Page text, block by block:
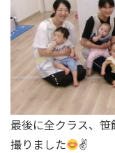
最後に全クラス、
撮りました
✌